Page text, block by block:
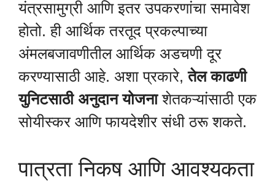
यंत्रसामुग्री आणि इतर उपकरणांचा समावेश
होतो. ही आर्थिक तरतूद प्रकल्पाच्या
अंमलबजावणीतील आर्थिक अडचणी दूर
करण्यासाठी आहे. अशा प्रकारे,तेल काढणी
युनिटसाठी अनुदान योजनाशेतकऱ्यांसाठी एक
सोयीस्कर आणि फायदेशीर संधी ठरू शकते.
पात्रता निकष आणि आवश्यकता